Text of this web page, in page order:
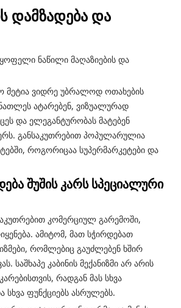
დამზადება და
ნაწილი მაღაზიების და
მეტია ვიდრე უბრალოდ ოთახების
ატარებენ, ვიზუალურად
და ელეგანტურობას მატებენ
განსაკუთრებით პოპულარულია
როგორიცაა სუპერმარკეტები და
შუშის კარს სპეციალური
კომერციულ გარემოში,
ამიტომ, მათ სჭირდებათ
რომლებიც გაუძლებენ ხშირ
საშხაპე კაბინის მექანიზმი არ არის
რადგან მას სხვა
სხვა ფუნქციებს ასრულებს.